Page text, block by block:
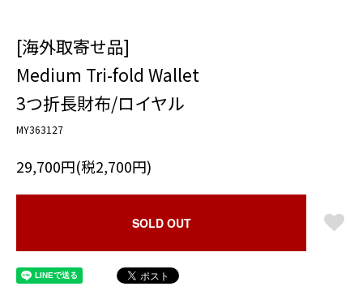
[海外取寄せ品]
Medium Tri-fold Wallet
3つ折長財布/ロイヤル
MY363127
29,700円(税2,700円)
SOLD OUT